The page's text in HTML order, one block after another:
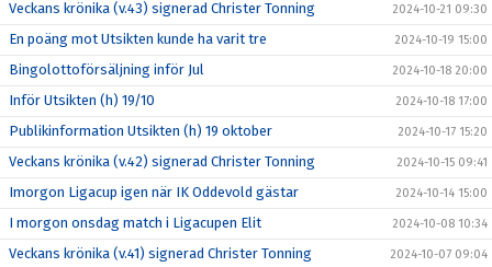
Veckans krönika (v.43) signerad Christer Tonning 2024-10-21 09:30
En poäng mot Utsikten kunde ha varit tre 2024-10-19 15:00
Bingolottoförsäljning inför Jul 2024-10-18 20:00
Inför Utsikten (h) 19/10 2024-10-18 17:00
Publikinformation Utsikten (h) 19 oktober 2024-10-17 15:20
Veckans krönika (v.42) signerad Christer Tonning 2024-10-15 09:41
Imorgon Ligacup igen när IK Oddevold gästar 2024-10-14 15:00
I morgon onsdag match i Ligacupen Elit 2024-10-08 10:34
Veckans krönika (v.41) signerad Christer Tonning 2024-10-07 09:04